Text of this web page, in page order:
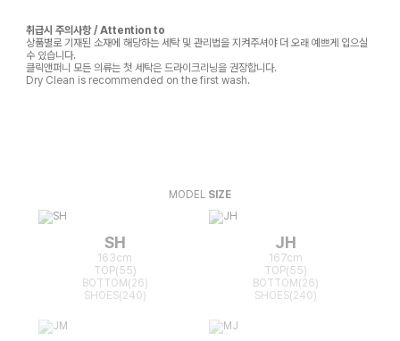
취급시 주의사항 / Attention to
상품별로 기재된 소재에 해당하는 세탁 및 관리법을 지켜주셔야 더 오래 예쁘게 입으실
수 있습니다.
클릭앤퍼니 모든 의류는 첫 세탁은 드라이크리닝을 권장합니다.
Dry Clean is recommended on the first wash.
MODEL SIZE
SH
163cm
TOP(55)
BOTTOM(26)
SHOES(240)
JH
167cm
TOP(55)
BOTTOM(26)
SHOES(240)